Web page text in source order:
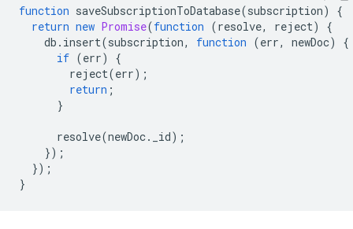
function saveSubscriptionToDatabase(subscription)
{
return new Promise(function (resolve, reject)
{
db . insert(subscription, function (err, newDoc)
{
if (err)
{
reject(err);
return ;
}
resolve(newDoc. _id);
});
});
}